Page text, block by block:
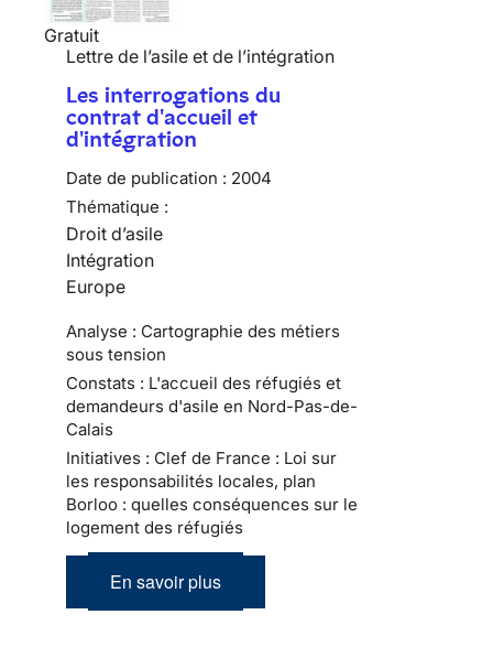
Gratuit
Lettre de l’asile et de l’intégration
Les interrogations du
contrat d'accueil et
d'intégration
Date de publication : 2004
Thématique :
Droit d’asile
Intégration
Europe
Analyse : Cartographie des métiers
sous tension
Constats : L'accueil des réfugiés et
demandeurs d'asile en Nord-Pas-de-
Calais
Initiatives : Clef de France : Loi sur
les responsabilités locales, plan
Borloo : quelles conséquences sur le
logement des réfugiés
En savoir plus